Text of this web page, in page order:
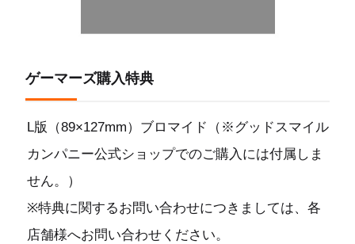
ゲーマーズ購入特典
L版（89×127mm）ブロマイド（※グッドスマイル
カンパニー公式ショップでのご購入には付属しま
せん。）
※特典に関するお問い合わせにつきましては、各
店舗様へお問い合わせください。